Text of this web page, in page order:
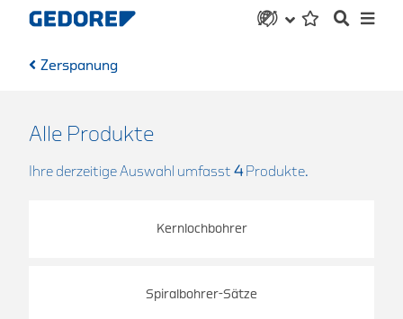
Zerspanung
Alle Produkte
Ihre derzeitige Auswahl umfasst 4Produkte.
Kernlochbohrer
Spiralbohrer-Sätze